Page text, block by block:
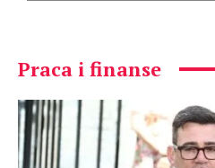
Praca i finanse